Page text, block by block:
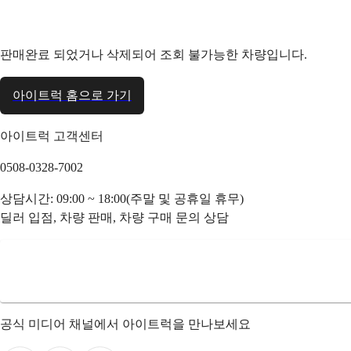
판매완료 되었거나 삭제되어 조회 불가능한 차량입니다.
아이트럭 홈으로 가기
아이트럭 고객센터
0508-0328-7002
상담시간: 09:00 ~ 18:00(주말 및 공휴일 휴무)
딜러 입점, 차량 판매, 차량 구매 문의 상담
공식 미디어 채널에서 아이트럭을 만나보세요